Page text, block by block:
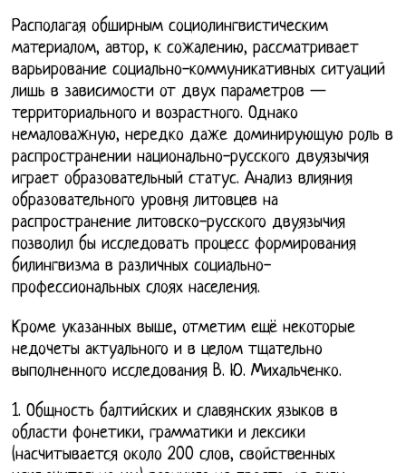
Располагая обширным социолингвистическим
материалом, автор, к сожалению, рассматривает
варьирование социально-коммуникативных ситуаций
лишь в зависимости от двух параметров —
территориального и возрастного. Однако
немаловажную, нередко даже доминирующую роль в
распространении национально-русского двуязычия
играет образовательный статус. Анализ влияния
образовательного уровня литовцев на
распространение литовско-русского двуязычия
позволил бы исследовать процесс формирования
билингвизма в различных социально-
профессиональных слоях населения.
Кроме указанных выше, отметим ещё некоторые
недочеты актуального и в целом тщательно
выполненного исследования В. Ю. Михальченко.
1. Общность балтийских и славянских языков в
области фонетики, грамматики и лексики
(насчитывается около 200 слов, свойственных